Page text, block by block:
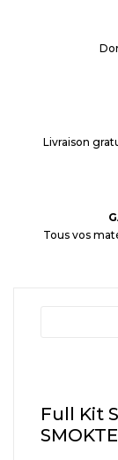
Full Kit